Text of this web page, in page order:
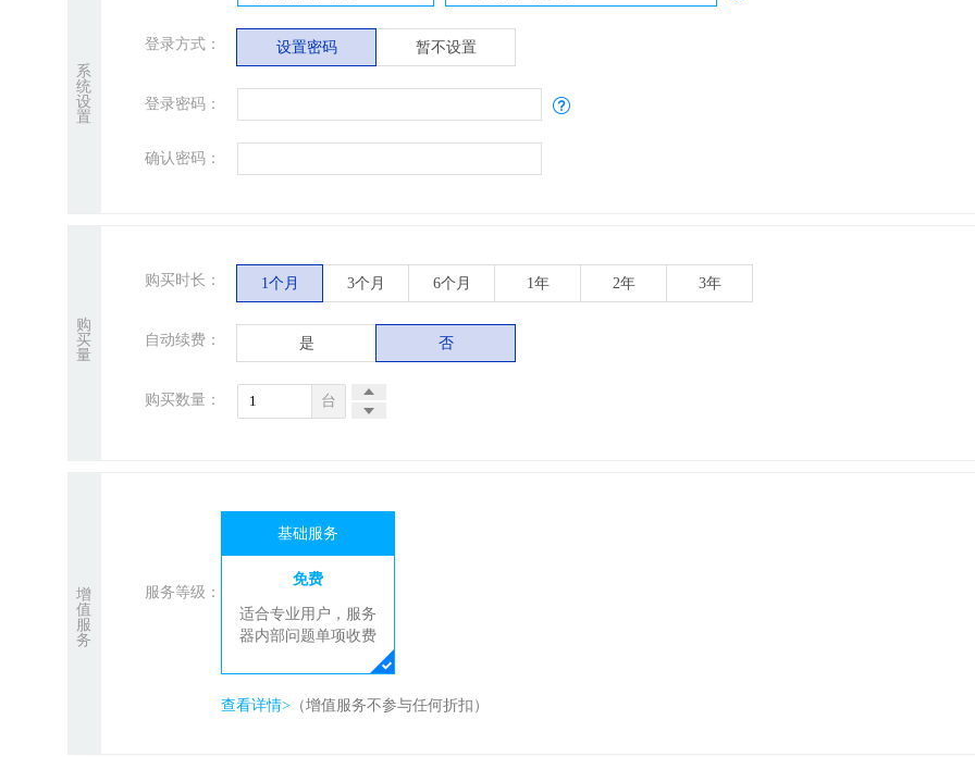
系
统
设
置
登录方式： 设置密码 暂不设置
登录密码：
确认密码：
购
买
量
购买时长： 1个月 3个月 6个月 1年 2年 3年
自动续费： 是 否
购买数量： 台
增
值
服
务
服务等级：
基础服务
免费
适合专业用户，服务
器内部问题单项收费
查看详情> （增值服务不参与任何折扣）